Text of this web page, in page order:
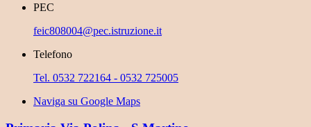
PEC
feic808004@pec.istruzione.it
Telefono
Tel. 0532 722164 - 0532 725005
Naviga su Google Maps